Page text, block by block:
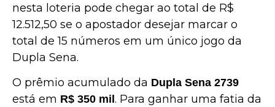
nesta loteria pode chegar ao total de R$
12.512,50 se o apostador desejar marcar o
total de 15 números em um único jogo da
Dupla Sena.
O prêmio acumulado da Dupla Sena 2739
está em R$ 350 mil . Para ganhar uma fatia da